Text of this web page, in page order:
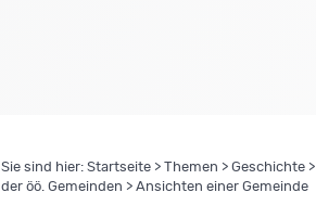
Sie sind hier: Startseite> Themen > Geschichte>
der öö. Gemeinden > Ansichten einer Gemeinde